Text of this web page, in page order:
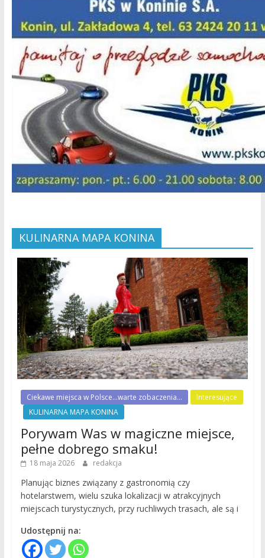
KULINARNA MAPA KONINA
Ciekawe miejsca w Polsce...warte zobaczenia...
Interesujące
KULINARNA MAPA KONINA
Porywam Was w magiczne miejsce,
pełne dobrego smaku!
18 maja 2026 redakcja
Planując biznes związany z gastronomią czy
hotelarstwem, wielu szuka lokalizacji w atrakcyjnych
miejscach turystycznych, przy ruchliwych trasach, ale są i
Udostępnij na: